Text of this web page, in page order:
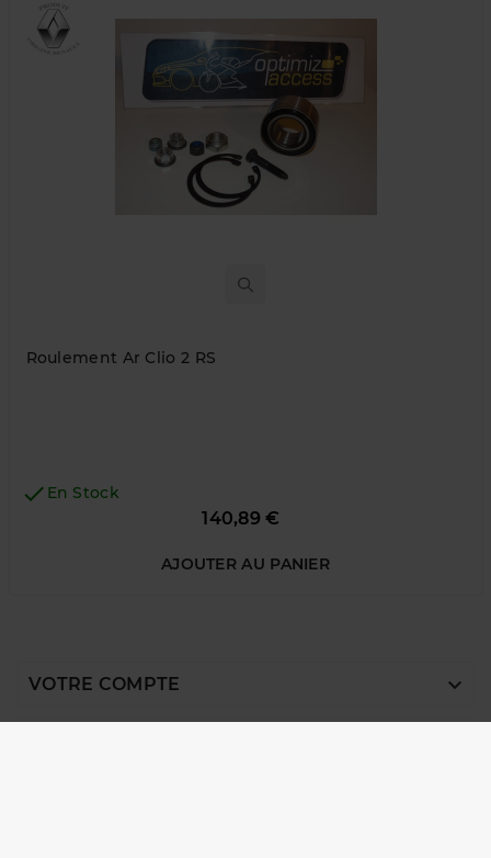
Roulement Ar Clio 2 RS
 En Stock
140,89 €
AJOUTER AU PANIER
VOTRE COMPTE 